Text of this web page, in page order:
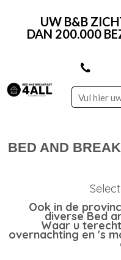
UW B&B
DAN 200.000
BED AND
Ook in de
diverse Bed
Waar u
overnachting en 's